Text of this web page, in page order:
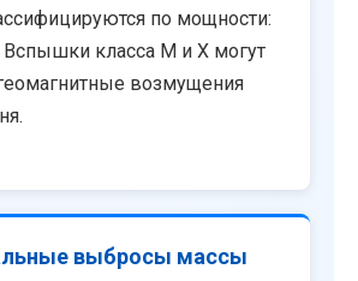
по мощности:
Вспышки класса M и X могут
возмущения
выбросы массы